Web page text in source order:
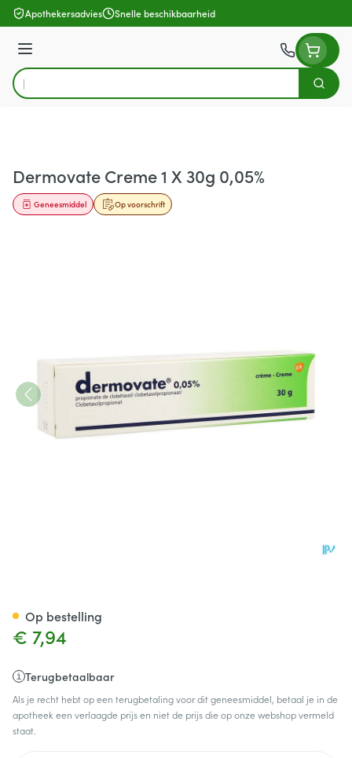
Ga naar de inhoud
Apothekersadvies Snelle beschikbaarheid
Menu
Product, merk, categorie...
Zoek
Dermovate Creme 1 X 30g 0,05%
Op voorschrift
Geneesmiddel
€ 7,94
Terugbetaalbaar
Als je recht hebt op een terugbetaling voor dit geneesmiddel, betaal je in de
apotheek een verlaagde prijs en niet de prijs die op onze webshop vermeld
staat.
Op bestelling